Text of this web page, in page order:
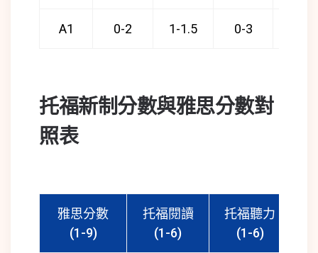
A1 0-2 1-1.5 0-3
托福新制分數與雅思分數對
照表
雅思分數
(1-9)
托福閱讀
(1-6)
托福聽力
(1-6)